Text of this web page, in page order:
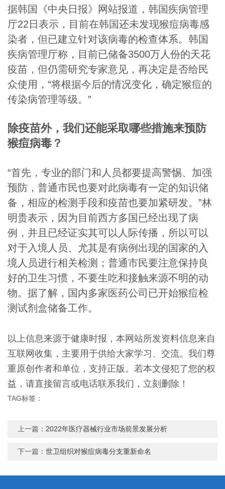
据韩国《中央日报》网站报道，韩国疾病管理
厅22日表示，目前在韩国还未发现猴痘病毒感
染者，但已建立针对该病毒的检查体系。韩国
疾病管理厅称，目前已储备3500万人份的天花
疫苗，但仍需研究专家意见，再决定是否给民
众使用，“将根据今后的情况变化，确定猴痘的
传染病管理等级。”
除疫苗外，我们还能采取哪些措施来预防
猴痘病毒？
“首先，专业的部门和人员都要提高警惕、加强
预防，普通市民也要对此病毒有一定的知识储
备，相应的检测手段和疫苗也要加紧研发。”林
明贵表示，因为目前西方多国已经出现了病
例，并且已经证实其可以人际传播，所以可以
对于入境人员、尤其是有病例出现的国家的入
境人员进行相关检测；普通市民要注意保持良
好的卫生习惯，不要生吃和接触来源不明的动
物。据了解，国内多家医药公司已开始猴痘检
测试剂盒储备工作。
以上信息来源于健康时报，本网站所发资料信息来自
互联网收集，主要用于供给大家学习、交流。我们尊
重原创作者和单位，支持正版。若本文侵犯了您的权
益，请直接留言或电话联系我们，立刻删除！
TAG标签：
上一篇： 2022年医疗器械行业市场前景发展分析
下一篇：世卫组织对猴痘病毒分支重新命名